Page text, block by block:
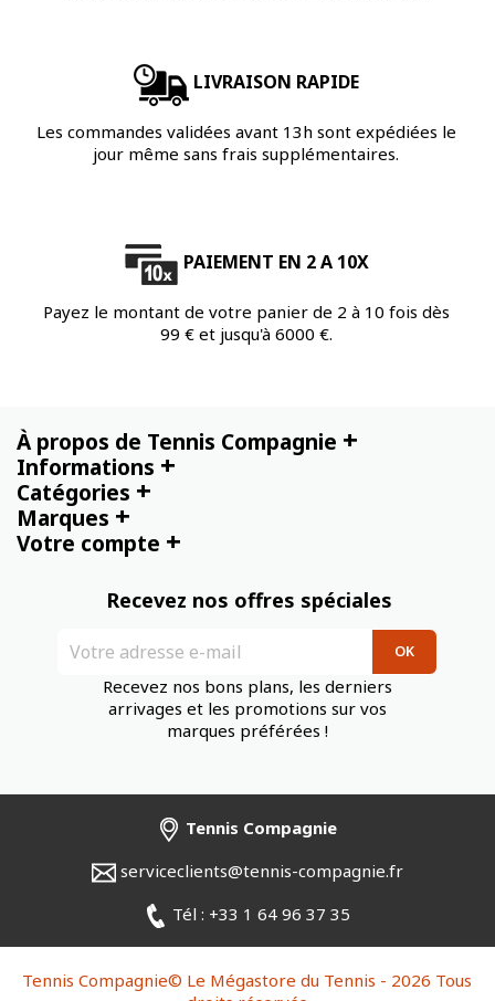
LIVRAISON RAPIDE
Les commandes validées avant 13h sont expédiées le
jour même sans frais supplémentaires.
PAIEMENT EN 2 A 10X
Payez le montant de votre panier de 2 à 10 fois dès
99 € et jusqu'à 6000 €.
À propos de Tennis Compagnie +
Informations +
Catégories +
Marques +
Votre compte +
Recevez nos offres spéciales
Recevez nos bons plans, les derniers
arrivages et les promotions sur vos
marques préférées !
Tennis Compagnie
serviceclients@tennis-compagnie.fr
Tél : +33 1 64 96 37 35
Tennis Compagnie© Le Mégastore du Tennis - 2026 Tous